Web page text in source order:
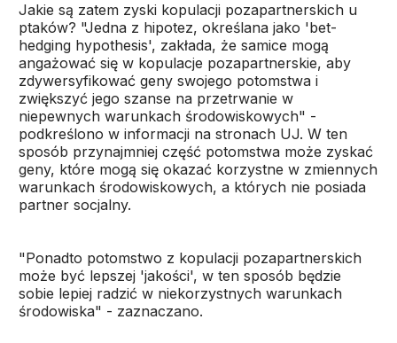
Jakie są zatem zyski kopulacji pozapartnerskich u
ptaków? "Jedna z hipotez, określana jako 'bet-
hedging hypothesis', zakłada, że samice mogą
angażować się w kopulacje pozapartnerskie, aby
zdywersyfikować geny swojego potomstwa i
zwiększyć jego szanse na przetrwanie w
niepewnych warunkach środowiskowych" -
podkreślono w informacji na stronach UJ. W ten
sposób przynajmniej część potomstwa może zyskać
geny, które mogą się okazać korzystne w zmiennych
warunkach środowiskowych, a których nie posiada
partner socjalny.
"Ponadto potomstwo z kopulacji pozapartnerskich
może być lepszej 'jakości', w ten sposób będzie
sobie lepiej radzić w niekorzystnych warunkach
środowiska" - zaznaczano.